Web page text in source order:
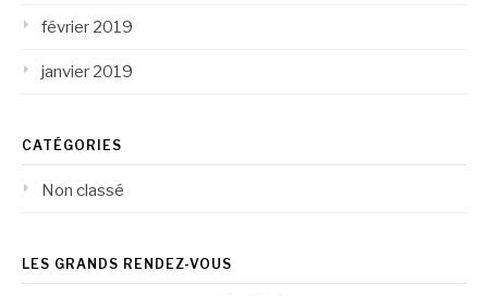
février 2019
janvier 2019
CATÉGORIES
Non classé
LES GRANDS RENDEZ-VOUS